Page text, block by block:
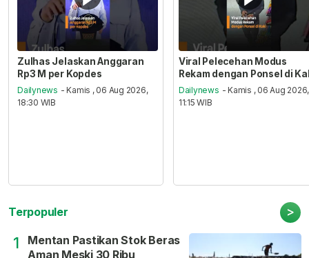
Zulhas Jelaskan Anggaran
Rp3 M per Kopdes
Dailynews - Kamis , 06 Aug 2026,
18:30 WIB
Viral Pelecehan Modus
Rekam dengan Ponsel di
Dailynews - Kamis , 06 Aug 2026,
11:15 WIB
Terpopuler >
1
Mentan Pastikan Stok Beras
Aman Meski 30 Ribu